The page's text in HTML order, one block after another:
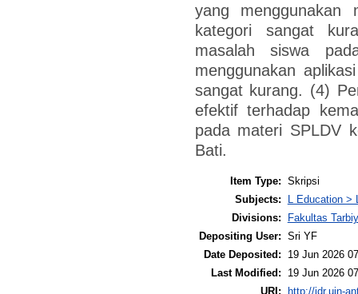
yang menggunakan
kategori sangat
masalah siswa
menggunakan
sangat kurang. (4)
efektif terhadap
pada materi SPLDV
Bati.
Item Type: Skripsi
Subjects:
L Education >
Divisions:
Fakultas
Depositing User: Sri YF
Date Deposited:
19 Jun 2026
Last Modified:
19 Jun 2026
URI: http://idr.uin-